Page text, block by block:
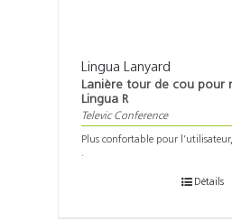
Lingua Lanyard
Lanière tour de cou pour
Lingua R
Televic Conference
Plus confortable pour
.
Détails